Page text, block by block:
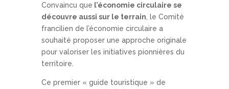
Convaincu que l’économie circulaire se
découvre aussi sur le terrain , le Comité
francilien de l’économie circulaire a
souhaité proposer une approche originale
pour valoriser les initiatives pionnières du
territoire.
Ce premier « guide touristique » de